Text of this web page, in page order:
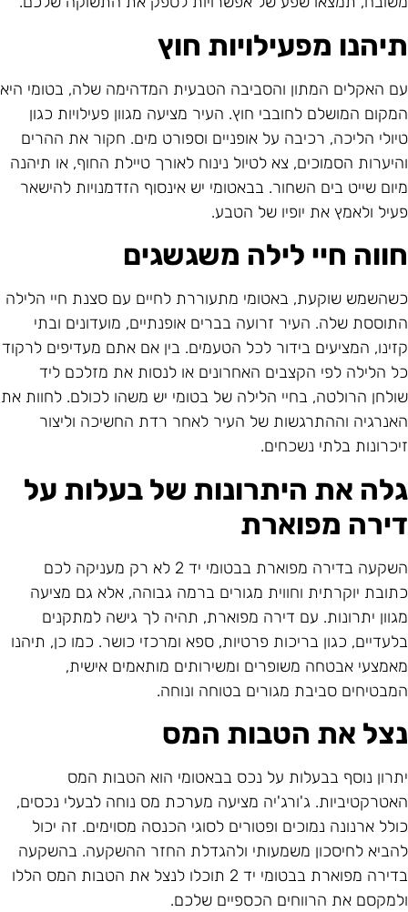
מפעילויות חוץ
האקלים המתון והסביבה הטבעית המדהימה שלה, בטומי היא
המושלם לחובבי חוץ. העיר מציעה מגוון פעילויות כגון
הליכה, רכיבה על אופניים וספורט מים. חקור את ההרים
הסמוכים, צא לטיול נינוח לאורך טיילת החוף, או תיהנה
שייט בים השחור. בבאטומי יש אינסוף הזדמנויות להישאר
ולאמץ את יופיו של הטבע.
חיי לילה משגשגים
שוקעת, באטומי מתעוררת לחיים עם סצנת חיי הלילה
שלה. העיר זרועה בברים אופנתיים, מועדונים ובתי
המציעים בידור לכל הטעמים. בין אם אתם מעדיפים לרקוד
הלילה לפי הקצבים האחרונים או לנסות את מזלכם ליד
הרולטה, בחיי הלילה של בטומי יש משהו לכולם. לחוות את
וההתרגשות של העיר לאחר רדת החשיכה וליצור
בלתי נשכחים.
את היתרונות של בעלות על
מפוארת
השקעה בדירה מפוארת בבטומי יד 2 לא רק מעניקה לכם
יוקרתית וחווית מגורים ברמה גבוהה, אלא גם מציעה
יתרונות. עם דירה מפוארת, תהיה לך גישה למתקנים
כגון בריכות פרטיות, ספא ומרכזי כושר. כמו כן, תיהנו
אבטחה משופרים ומשירותים מותאמים אישית,
סביבת מגורים בטוחה ונוחה.
את הטבות המס
נוסף בבעלות על נכס בבאטומי הוא הטבות המס
ג'ורג'יה מציעה מערכת מס נוחה לבעלי נכסים,
ארנונה נמוכים ופטורים לסוגי הכנסה מסוימים. זה יכול
לחיסכון משמעותי ולהגדלת החזר ההשקעה. בהשקעה
בדירה מפוארת בבטומי יד 2 תוכלו לנצל את הטבות המס הללו
את הרווחים הכספיים שלכם.